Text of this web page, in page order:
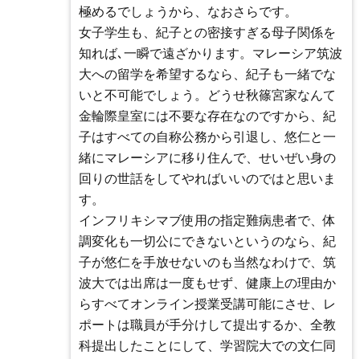
極めるでしょうから、なおさらです。
女子学生も、紀子との密接すぎる母子関係を
知れば､一瞬で遠ざかります。マレーシア筑波
大への留学を希望するなら、紀子も一緒でな
いと不可能でしょう。どうせ秋篠宮家なんて
金輪際皇室には不要な存在なのですから、紀
子はすべての自称公務から引退し、悠仁と一
緒にマレーシアに移り住んで、せいぜい身の
回りの世話をしてやればいいのではと思いま
す。
インフリキシマブ使用の指定難病患者で、体
調変化も一切公にできないというのなら、紀
子が悠仁を手放せないのも当然なわけで、筑
波大では出席は一度もせず、健康上の理由か
らすべてオンライン授業受講可能にさせ、レ
ポートは職員が手分けして提出するか、全教
科提出したことにして、学習院大での文仁同